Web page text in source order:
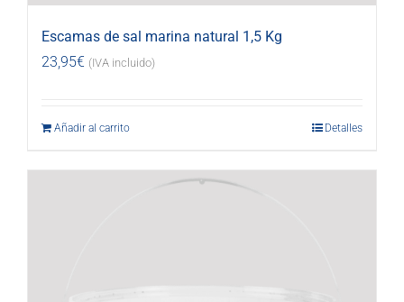
Escamas de sal marina natural 1,5 Kg
23,95€ (IVA incluido)
Añadir al carrito Detalles